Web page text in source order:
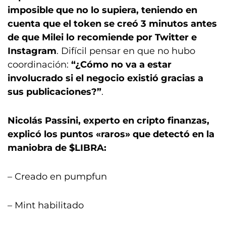
imposible que no lo supiera, teniendo en
cuenta que el token se creó 3 minutos antes
de que Milei lo recomiende por Twitter e
Instagram. Difícil pensar en que no hubo
coordinación: “¿Cómo no va a estar
involucrado si el negocio existió gracias a
sus publicaciones?”.
Nicolás Passini, experto en cripto finanzas,
explicó los puntos «raros» que detectó en la
maniobra de $LIBRA:
– Creado en pumpfun
– Mint habilitado